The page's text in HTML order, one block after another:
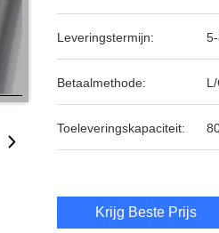
Leveringstermijn:
Betaalmethode:
Toeleveringskapaciteit:
Krijg Beste Prijs